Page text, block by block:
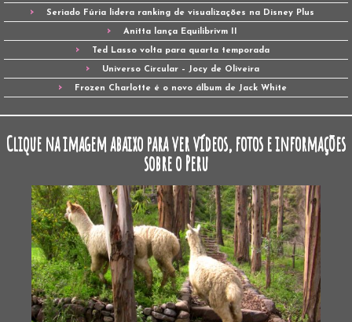
Seriado Fúria lidera ranking de visualizações na Disney Plus
Anitta lança Equilibrivm II
Ted Lasso volta para quarta temporada
Universo Circular – Jocy de Oliveira
Frozen Charlotte é o novo álbum de Jack White
Clique na imagem abaixo para ver vídeos, fotos e informações
sobre o Peru